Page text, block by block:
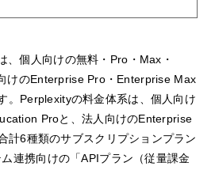
、個人向けの無料・Pro・Max・
けのEnterprise Pro・Enterprise Max
。Perplexityの料金体系は、個人向け
Proと、法人向けのEnterprise
計6種類のサブスクリプションプラン
連携向けの「APIプラン（従量課金